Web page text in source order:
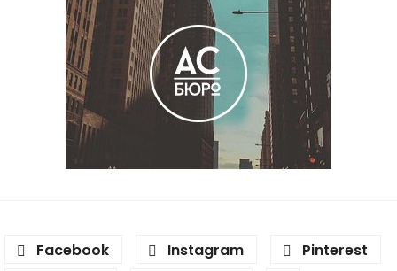
Facebook Instagram
Pinterest